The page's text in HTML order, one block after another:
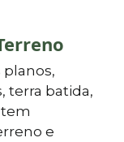
terra batida,
tem
e